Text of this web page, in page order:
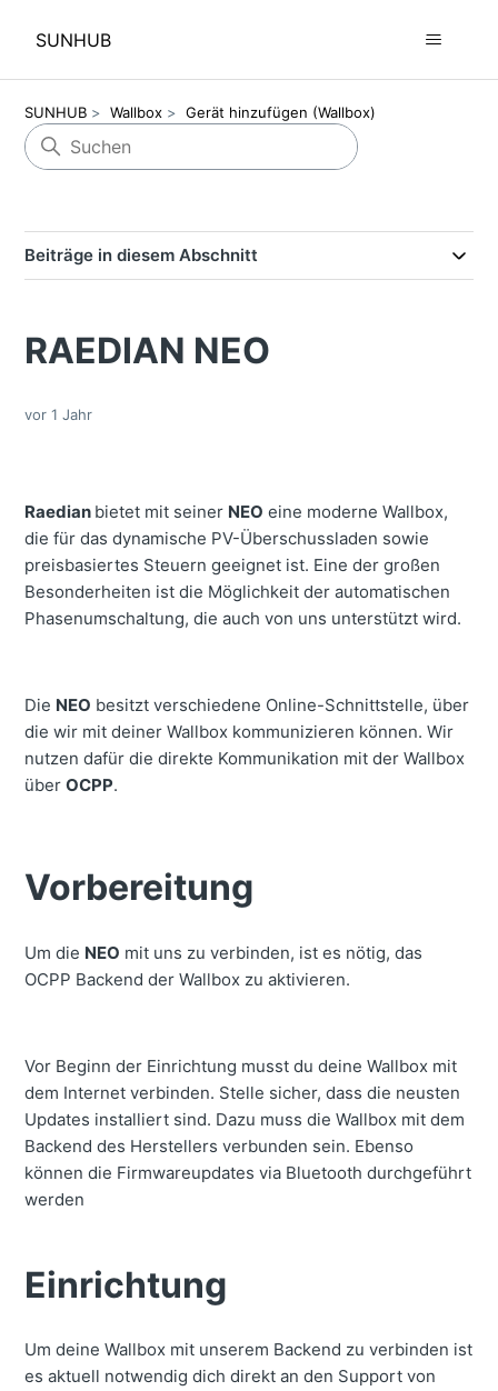
SUNHUB
SUNHUB Wallbox Gerät hinzufügen (Wallbox)
Beiträge in diesem Abschnitt
RAEDIAN NEO
vor 1 Jahr
Raedian bietet mit seiner NEO eine moderne Wallbox,
die für das dynamische PV-Überschussladen sowie
preisbasiertes Steuern geeignet ist. Eine der großen
Besonderheiten ist die Möglichkeit der automatischen
Phasenumschaltung, die auch von uns unterstützt wird.
Die NEO besitzt verschiedene Online-Schnittstelle, über
die wir mit deiner Wallbox kommunizieren können. Wir
nutzen dafür die direkte Kommunikation mit der Wallbox
überOCPP.
Vorbereitung
Um die NEO mit uns zu verbinden, ist es nötig, das
OCPP Backend der Wallbox zu aktivieren.
Vor Beginn der Einrichtung musst du deine Wallbox mit
dem Internet verbinden. Stelle sicher, dass die neusten
Updates installiert sind. Dazu muss die Wallbox mit dem
Backend des Herstellers verbunden sein. Ebenso
können die Firmwareupdates via Bluetooth durchgeführt
werden
Einrichtung
Um deine Wallbox mit unserem Backend zu verbinden ist
es aktuell notwendig dich direkt an den Support von